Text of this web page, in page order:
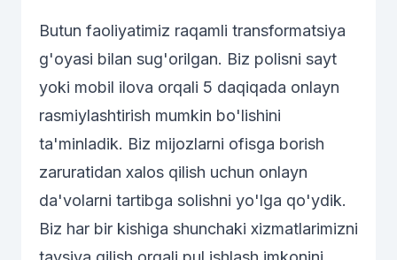
Butun faoliyatimiz raqamli transformatsiya
g'oyasi bilan sug'orilgan. Biz polisni sayt
yoki mobil ilova orqali 5 daqiqada onlayn
rasmiylashtirish mumkin bo'lishini
ta'minladik. Biz mijozlarni ofisga borish
zaruratidan xalos qilish uchun onlayn
da'volarni tartibga solishni yo'lga qo'ydik.
Biz har bir kishiga shunchaki xizmatlarimizni